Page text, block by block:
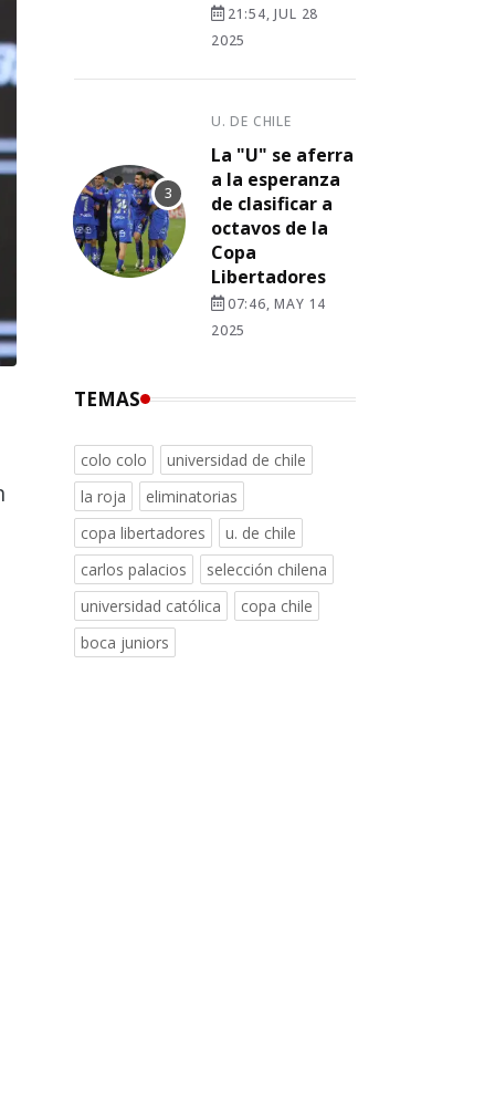
21:54, JUL 28
2025
U. DE CHILE
La "U" se aferra
a la esperanza
de clasificar a
octavos de la
Copa
Libertadores
07:46, MAY 14
2025
TEMAS
colo colo
universidad de chile
la roja
eliminatorias
copa libertadores
u. de chile
carlos palacios
selección chilena
universidad católica
copa chile
boca juniors